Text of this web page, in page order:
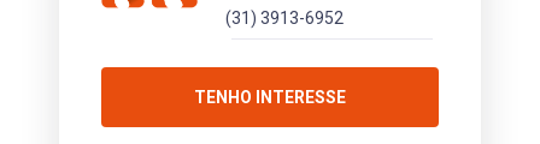
(31) 3913-6952
TENHO INTERESSE